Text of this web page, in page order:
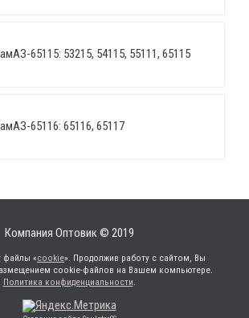
65115: 53215, 54115, 55111, 65115
65116: 65116, 65117
Компания Оптовик © 2019
файлы «cookie». Продолжив работу с сайтом, Вы
cookie-файлов на Вашем компьютере.
Политика конфиденциальности